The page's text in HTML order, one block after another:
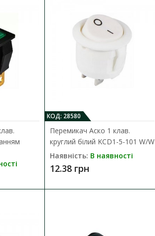
клав. жовтий з підсвічуванням KCD2-
призначений для комутації низьковольтних
живлення тощ..
КОД: 28580
Перемикач Аско 1 клав.
круглий білий KCD1-5-101 W/W
Наявність: В наявності
12.38 грн